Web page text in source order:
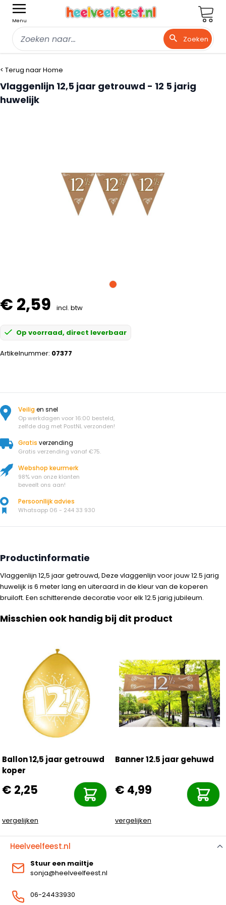
Menu
Zoeken
< Terug naar Home
Vlaggenlijn 12,5 jaar getrouwd - 12 5 jarig
huwelijk
€ 2,59 incl. btw
Op voorraad, direct leverbaar
Artikelnummer: 07377
Veiligen snel
Op werkdagen voor 16:00 besteld,
zelfde dag met PostNL verzonden!
Gratis verzending
Gratis verzending vanaf €75.
Webshop keurmerk
98% van onze klanten
beveelt ons aan!
Persoonllijk advies
Whatsapp 06 - 244 33 930
Productinformatie
Vlaggenlijn 12,5 jaar getrouwd, Deze vlaggenlijn voor jouw 12.5 jarig
huwelijk is 6 meter lang en uiteraard in de kleur van de koperen
bruiloft. Een schitterende decoratie voor elk 12.5 jarig jubileum.
Misschien ook handig bij dit product
Ballon 12,5 jaar getrouwd
koper
€ 2,25
vergelijken
Banner 12.5 jaar gehuwd
€ 4,99
vergelijken
Heelveelfeest.nl
Stuur een mailtje
sonja@heelveelfeest.nl
06-24433930